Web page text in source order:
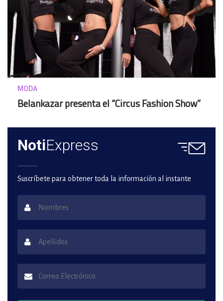
MODA
Belankazar presenta el “Circus Fashion Show”
NotiExpress
Suscríbete para obtener toda la información al instante